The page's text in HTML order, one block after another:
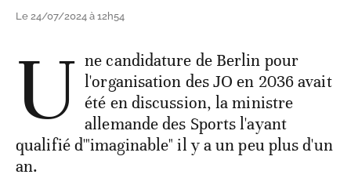
Le 24/07/2024 à 12h54
U ne candidature de Berlin pour
l'organisation des JO en 2036 avait
été en discussion, la ministre
allemande des Sports l'ayant
qualifié d'"imaginable" il y a un peu plus d'un
an.